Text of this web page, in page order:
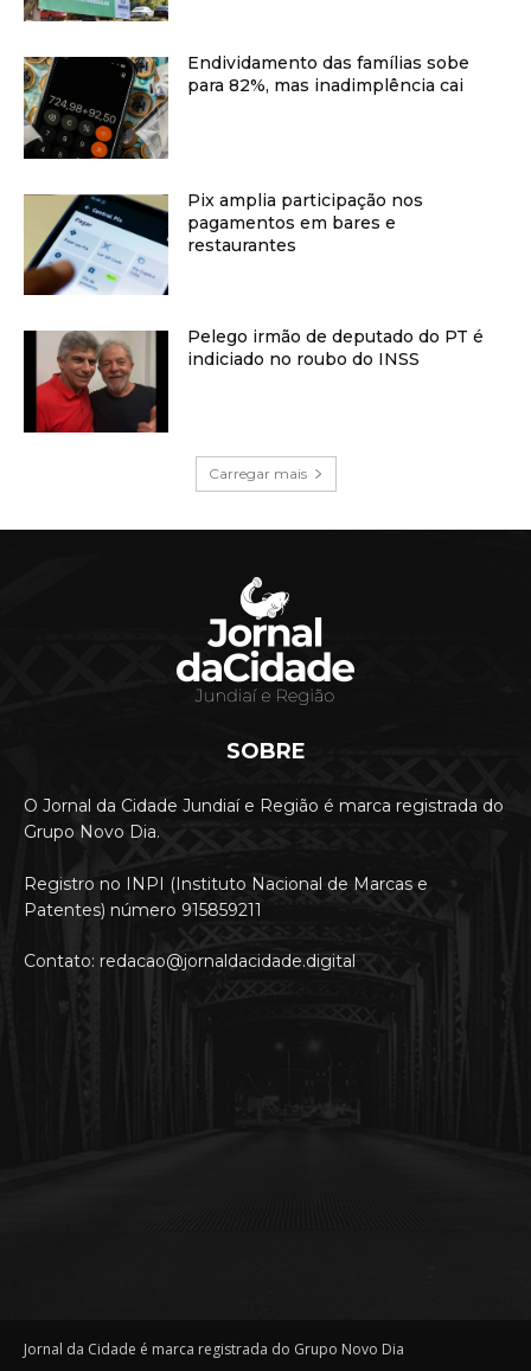
Endividamento das famílias sobe
para 82%, mas inadimplência cai
Pix amplia participação nos
pagamentos em bares e
restaurantes
Pelego irmão de deputado do PT é
indiciado no roubo do INSS
Carregar mais
SOBRE
O Jornal da Cidade Jundiaí e Região é marca registrada do
Grupo Novo Dia.
Registro no INPI (Instituto Nacional de Marcas e
Patentes) número 915859211
Contato: redacao@jornaldacidade.digital
Jornal da Cidade é marca registrada do Grupo Novo Dia